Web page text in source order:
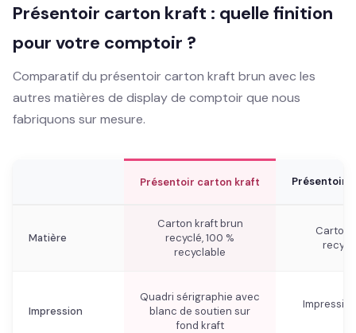
Présentoir carton kraft : quelle finition
pour votre comptoir ?
Comparatif du présentoir carton kraft brun avec les
autres matières de display de comptoir que nous
fabriquons sur mesure.
Présentoir carton kraft Présentoir
Matière
Carton kraft brun
recyclé, 100 %
recyclable
Carton
Impression
Quadri sérigraphie avec
blanc de soutien sur
fond kraft